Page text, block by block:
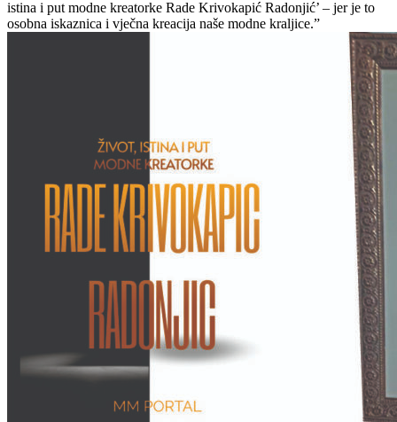
istina i put modne kreatorke Rade Krivokapić Radonjić’ – jer je to
osobna iskaznica i vječna kreacija naše modne kraljice.”